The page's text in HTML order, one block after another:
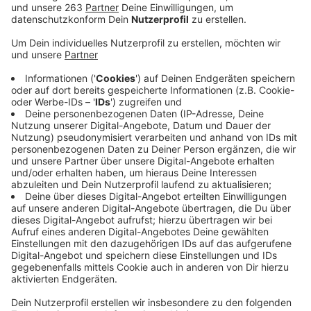
Anzeige
Wir benötigen Ihre
Zustimmung, um den YouTube
Video-Service zu laden!
Wir verwenden einen Service eines
Drittanbieters, um Videoinhalte
einzubetten. Dieser Service kann
Daten zu Ihren Aktivitäten
sammeln. Bitte lesen Sie die
Details durch und stimmen Sie der
Nutzung des Service zu, um dieses
Video anzusehen.
Mehr Informationen